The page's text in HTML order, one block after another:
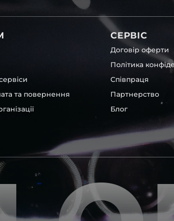
які будуть на 100 %
та унікальні.
офісі та оптовому
– на всіх
– для швидкої
будь-які
пару чи комплект.
перевіряють та
та повернення
СЕРВІС
Договір оферти
Політика
Співпраця
Партнерство
Блог